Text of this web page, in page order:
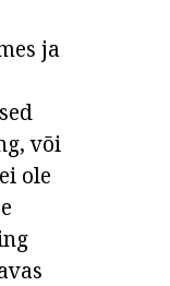
ja
või
ole